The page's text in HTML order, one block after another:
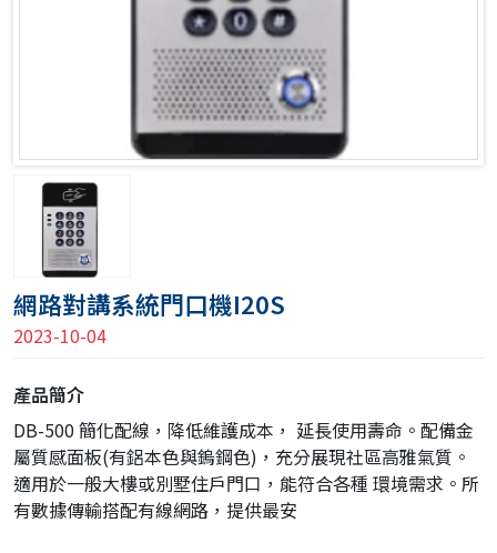
網路對講系統門口機I20S
2023-10-04
產品簡介
DB-500 簡化配線，降低維護成本， 延長使用壽命。配備金
屬質感面板(有鋁本色與鎢鋼色)，充分展現社區高雅氣質。
適用於一般大樓或別墅住戶門口，能符合各種 環境需求。所
有數據傳輸搭配有線網路，提供最安